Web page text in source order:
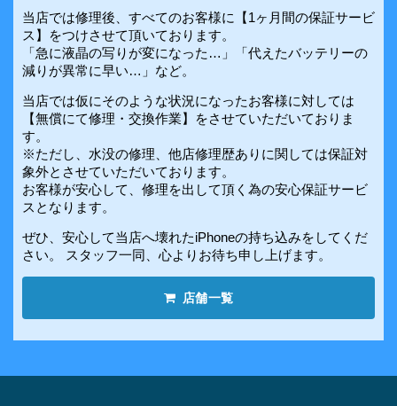
当店では修理後、すべてのお客様に【1ヶ月間の保証サービ
ス】をつけさせて頂いております。
「急に液晶の写りが変になった…」「代えたバッテリーの
減りが異常に早い…」など。
当店では仮にそのような状況になったお客様に対しては
【無償にて修理・交換作業】をさせていただいておりま
す。
※ただし、水没の修理、他店修理歴ありに関しては保証対
象外とさせていただいております。
お客様が安心して、修理を出して頂く為の安心保証サービ
スとなります。
ぜひ、安心して当店へ壊れたiPhoneの持ち込みをしてくだ
さい。 スタッフ一同、心よりお待ち申し上げます。
店舗一覧